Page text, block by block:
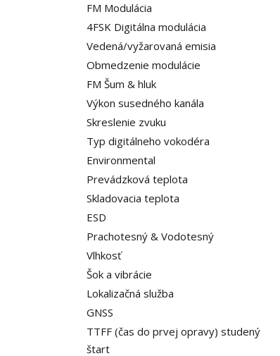
FM Modulácia
4FSK Digitálna modulácia
Vedená/vyžarovaná emisia
Obmedzenie modulácie
FM Šum & hluk
Výkon susedného kanála
Skreslenie zvuku
Typ digitálneho vokodéra
Environmental
Prevádzková teplota
Skladovacia teplota
ESD
Prachotesný & Vodotesný
Vlhkosť
Šok a vibrácie
Lokalizačná služba
GNSS
TTFF (čas do prvej opravy) studený
štart